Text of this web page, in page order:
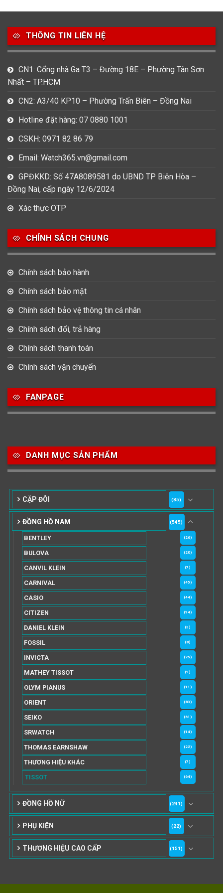
THÔNG TIN LIÊN HỆ
CN1: Cổng nhà Ga T3 – Đường 18E – Phường Tân Sơn
Nhất – TP.HCM
CN2: A3/40 KP10 – Phường Trấn Biên – Đồng Nai
Hotline đặt hàng: 07 0880 1001
CSKH: 0971 82 86 79
Email: Watch365.vn@gmail.com
GPĐKKD: Số 47A8089581 do UBND TP Biên Hòa –
Đồng Nai, cấp ngày 12/6/2024
Xác thực OTP
CHÍNH SÁCH CHUNG
Chính sách bảo hành
Chính sách bảo mật
Chính sách bảo vệ thông tin cá nhân
Chính sách đổi, trả hàng
Chính sách thanh toán
Chính sách vận chuyển
FANPAGE
DANH MỤC SẢN PHẨM
CẶP ĐÔI (85)
ĐỒNG HỒ NAM (545)
BENTLEY (26)
BULOVA (20)
CANVIL KLEIN (7)
CARNIVAL (45)
CASIO (44)
CITIZEN (94)
DANIEL KLEIN (3)
FOSSIL (8)
INVICTA (25)
MATHEY TISSOT (9)
OLYM PIANUS (11)
ORIENT (83)
SEIKO (61)
SRWATCH (14)
THOMAS EARNSHAW (22)
THƯƠNG HIỆU KHÁC (7)
TISSOT (64)
ĐỒNG HỒ NỮ (241)
PHỤ KIỆN (22)
THƯƠNG HIỆU CAO CẤP (151)